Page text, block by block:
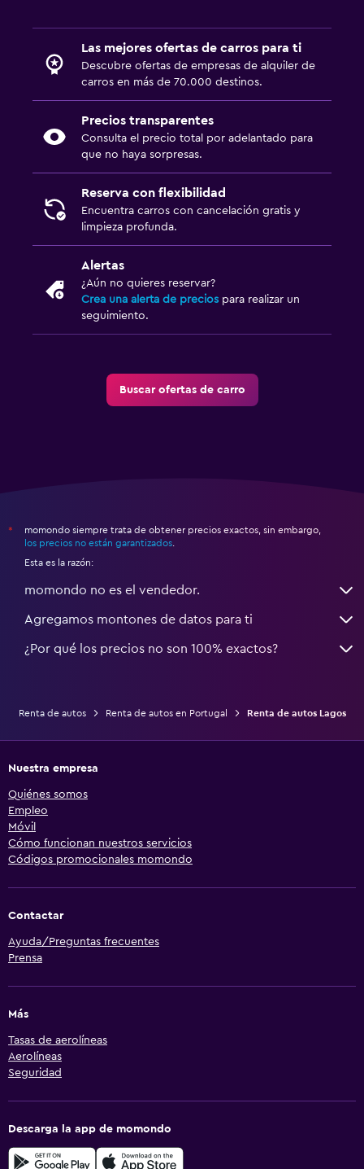
Las mejores ofertas de carros para ti
Descubre ofertas de empresas de alquiler de
carros en más de 70.000 destinos.
Precios transparentes
Consulta el precio total por adelantado para
que no haya sorpresas.
Reserva con flexibilidad
Encuentra carros con cancelación gratis y
limpieza profunda.
Alertas
¿Aún no quieres reservar?
Crea una alerta de precios para realizar un
seguimiento.
Buscar ofertas de carro
*
momondo siempre trata de obtener precios exactos, sin embargo,
los precios no están garantizados.
Esta es la razón:
momondo no es el vendedor.
Agregamos montones de datos para ti
¿Por qué los precios no son 100% exactos?
Renta de autos Renta de autos en Portugal Renta de autos Lagos
Nuestra empresa
Quiénes somos
Empleo
Móvil
Cómo funcionan nuestros servicios
Códigos promocionales momondo
Contactar
Ayuda/Preguntas frecuentes
Prensa
Más
Tasas de aerolíneas
Aerolíneas
Seguridad
Descarga la app de momondo